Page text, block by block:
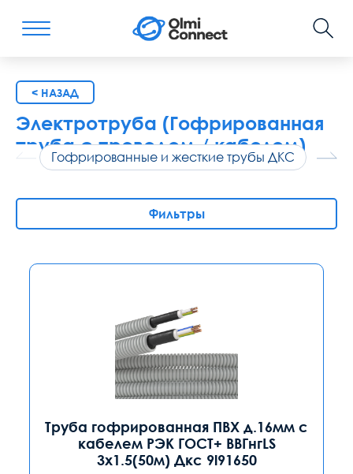
< НАЗАД
Электротруба (Гофрированная
труба с проводом / кабелем)
Гофрированные и жесткие трубы ДКС
Фильтры
Труба гофрированная ПВХ д.16мм с
кабелем РЭК ГОСТ+ ВВГнгLS
3х1.5(50м) Дкс 9l91650